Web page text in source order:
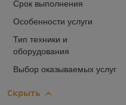
Срок выполнения
Особенности услуги
Тип техники и
оборудования
Выбор оказываемых услуг
Скрыть